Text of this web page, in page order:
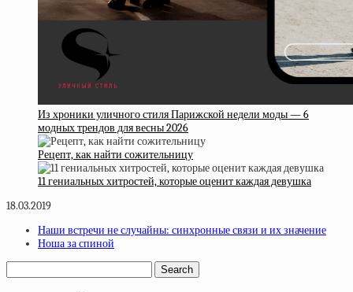
Из хроники уличного стиля Парижской недели моды — 6
модных трендов для весны 2026
Рецепт, как найти сожительницу
11 гениальных хитростей, которые оценит каждая девушка
18.03.2019
Наши встречи не случайны: синхронные связи и их значение
Ноша за спиной